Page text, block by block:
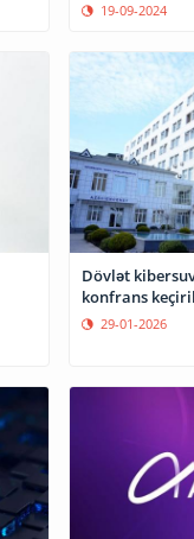
19-09-2024
Dövlət
konfrans
29-01-2026